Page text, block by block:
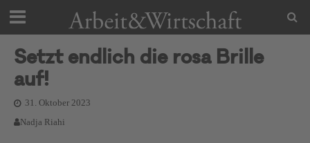
Setzt endlich die rosa Brille
auf!
31. Oktober 2023
Nadja Riahi